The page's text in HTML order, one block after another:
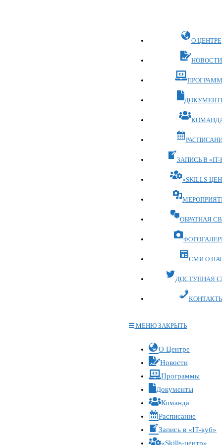
О ЦЕНТРЕ
НОВОСТИ
ЗАПИСЬ В «IT-
«SKILLS-
ОБРАТНАЯ
СМИ О
ДОСТУПНАЯ
МЕНЮ ЗАКРЫТЬ
Переключите
кнопку,
чтобы
развернуть
свернуть
меню
О Центре
Новости
Программы
Документы
Команда
Расписание
Запись в «IT-куб»
«Skills-центр»